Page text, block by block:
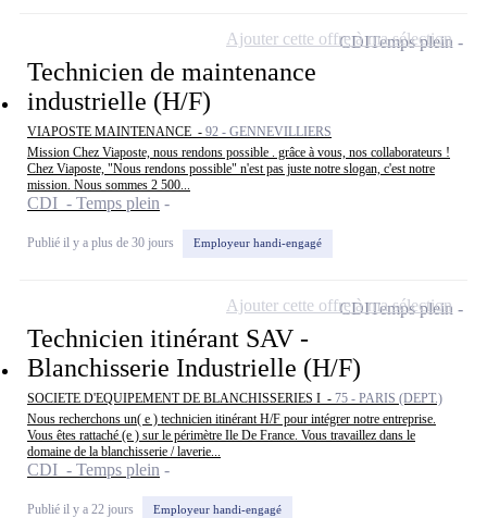
Technicien de maintenance
industrielle (H/F)
VIAPOSTE MAINTENANCE - 92 - GENNEVILLIERS
Mission Chez Viaposte, nous rendons possible . grâce à vous, nos collaborateurs !
Chez Viaposte, "Nous rendons possible" n'est pas juste notre slogan, c'est notre
mission. Nous sommes 2 500...
CDI - Temps plein
Publié il y a plus de 30 jours Employeur handi-engagé
CDITemps plein
Ajouter cette offre à ma sélection
Technicien itinérant SAV -
Blanchisserie Industrielle (H/F)
SOCIETE D'EQUIPEMENT DE BLANCHISSERIES I - 75 - PARIS (DEPT.)
Nous recherchons un( e ) technicien itinérant H/F pour intégrer notre entreprise.
Vous êtes rattaché (e ) sur le périmètre Ile De France. Vous travaillez dans le
domaine de la blanchisserie / laverie...
CDI - Temps plein
Publié il y a 22 jours Employeur handi-engagé
CDITemps plein
Ajouter cette offre à ma sélection